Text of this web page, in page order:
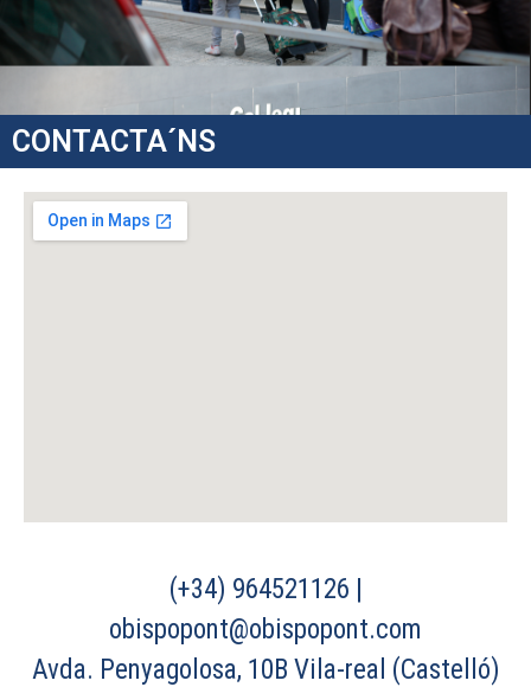
CONTACTA´NS
(+34) 964521126 |
obispopont@obispopont.com
Avda. Penyagolosa, 10B Vila-real (Castelló)